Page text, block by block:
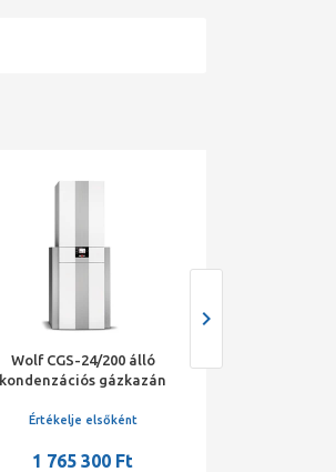
Wolf CGS-24/200 álló
kondenzációs gázkazán
Értékelje elsőként
1 765 300 Ft